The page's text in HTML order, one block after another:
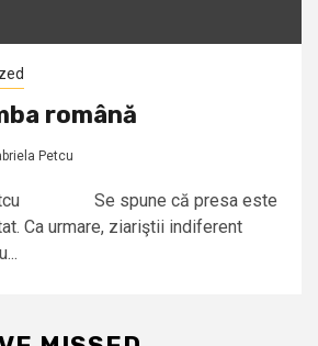
română
Petcu
Se spune că presa este
Ca urmare, ziariştii indiferent